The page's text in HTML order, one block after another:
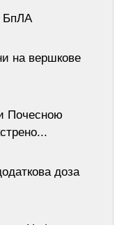
БпЛА
на вершкове
Почесною
доза